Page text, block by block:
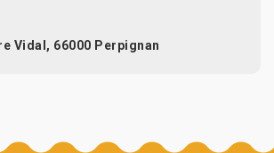
Vidal, 66000 Perpignan